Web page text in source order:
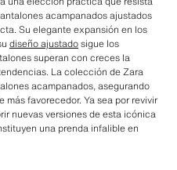
acampanados ajustados
Su elegante expansión en los
diseño ajustadosigue los
superan con creces la
La colección de Zara
acampanados, asegurando
favorecedor. Ya sea por revivir
nuevas versiones de esta icónica
una prenda infalible en